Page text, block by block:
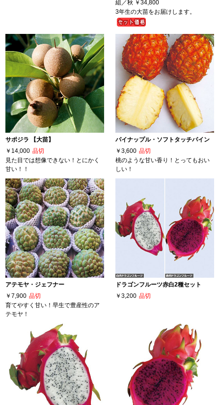
組／秋 ￥34,800
3年生の大苗をお届けします。
サポジラ 【大苗】
￥14,000 品切
見た目では想像できない！とにかく
甘い！！
パイナップル・ソフトタッチパイン
￥3,600 品切
桃のような甘い香り！とってもおい
しい！
アテモヤ・ジェフナー
￥7,900 品切
育てやすく甘い！早生で豊産性のア
テモヤ！
ドラゴンフルーツ赤白2種セット
￥3,200 品切